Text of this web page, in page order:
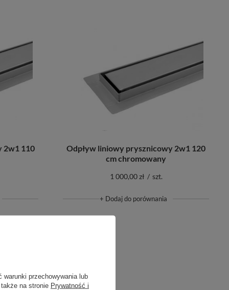
2w1 110
Odpływ liniowy prysznicowy 2w1 120
cm chromowany
1 000,00 zł / szt.
+ Dodaj do porównania
warunki przechowywania lub
na stronie Prywatność i